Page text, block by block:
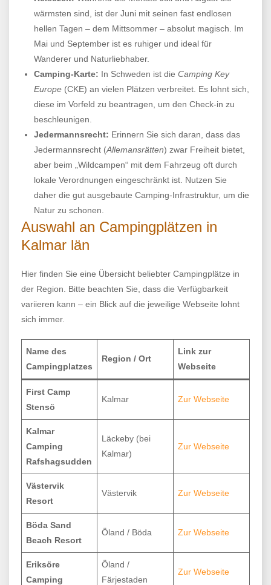
wärmsten sind, ist der Juni mit seinen fast endlosen
hellen Tagen – dem Mittsommer – absolut magisch. Im
Mai und September ist es ruhiger und ideal für
Wanderer und Naturliebhaber.
Camping-Karte: In Schweden ist die Camping Key
Europe (CKE) an vielen Plätzen verbreitet. Es lohnt sich,
diese im Vorfeld zu beantragen, um den Check-in zu
beschleunigen.
Jedermannsrecht: Erinnern Sie sich daran, dass das
Jedermannsrecht (Allemansrätten) zwar Freiheit bietet,
aber beim „Wildcampen“ mit dem Fahrzeug oft durch
lokale Verordnungen eingeschränkt ist. Nutzen Sie
daher die gut ausgebaute Camping-Infrastruktur, um die
Natur zu schonen.
Auswahl an Campingplätzen in
Kalmar län
Hier finden Sie eine Übersicht beliebter Campingplätze in
der Region. Bitte beachten Sie, dass die Verfügbarkeit
variieren kann – ein Blick auf die jeweilige Webseite lohnt
sich immer.
Name des
Campingplatzes
Region / Ort
Link zur
Webseite
First Camp
Stensö
Kalmar Zur Webseite
Kalmar
Camping
Rafshagsudden
Läckeby (bei
Kalmar)
Zur Webseite
Västervik
Resort
Västervik Zur Webseite
Böda Sand
Beach Resort
Öland / Böda Zur Webseite
Eriksöre
Camping
Öland /
Färjestaden
Zur Webseite